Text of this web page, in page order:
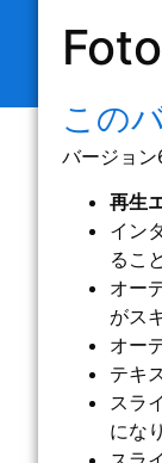
この
バージョ
再生
イン
るこ
オー
がス
オー
テキ
スラ
にな